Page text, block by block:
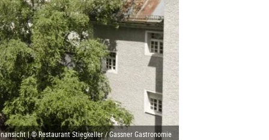
| © Restaurant Stiegkeller / Gassner Gastronomie